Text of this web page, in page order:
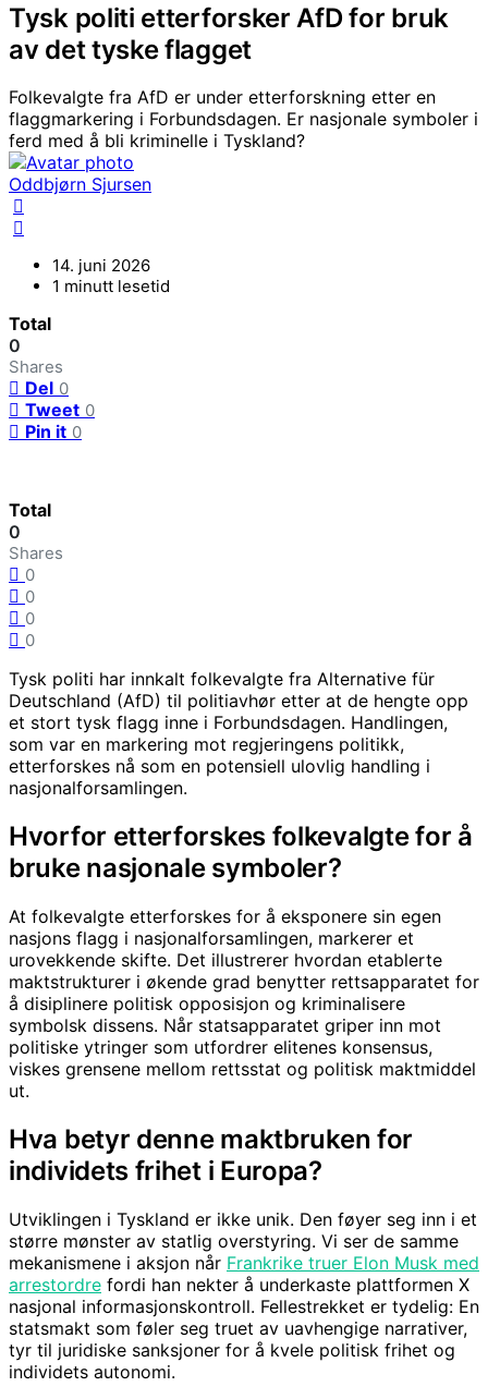
Tysk politi etterforsker AfD for bruk
av det tyske flagget
Folkevalgte fra AfD er under etterforskning etter en
flaggmarkering i Forbundsdagen. Er nasjonale symboler i
ferd med å bli kriminelle i Tyskland?
Oddbjørn Sjursen
14. juni 2026
1 minutt lesetid
Total
0
Shares
Del 0
Tweet 0
Pin it 0
Total
0
Shares
0
0
0
0
Tysk politi har innkalt folkevalgte fra Alternative für
Deutschland (AfD) til politiavhør etter at de hengte opp
et stort tysk flagg inne i Forbundsdagen. Handlingen,
som var en markering mot regjeringens politikk,
etterforskes nå som en potensiell ulovlig handling i
nasjonalforsamlingen.
Hvorfor etterforskes folkevalgte for å
bruke nasjonale symboler?
At folkevalgte etterforskes for å eksponere sin egen
nasjons flagg i nasjonalforsamlingen, markerer et
urovekkende skifte. Det illustrerer hvordan etablerte
maktstrukturer i økende grad benytter rettsapparatet for
å disiplinere politisk opposisjon og kriminalisere
symbolsk dissens. Når statsapparatet griper inn mot
politiske ytringer som utfordrer elitenes konsensus,
viskes grensene mellom rettsstat og politisk maktmiddel
ut.
Hva betyr denne maktbruken for
individets frihet i Europa?
Utviklingen i Tyskland er ikke unik. Den føyer seg inn i et
større mønster av statlig overstyring. Vi ser de samme
mekanismene i aksjon når Frankrike truer Elon Musk med
arrestordre fordi han nekter å underkaste plattformen X
nasjonal informasjonskontroll. Fellestrekket er tydelig: En
statsmakt som føler seg truet av uavhengige narrativer,
tyr til juridiske sanksjoner for å kvele politisk frihet og
individets autonomi.